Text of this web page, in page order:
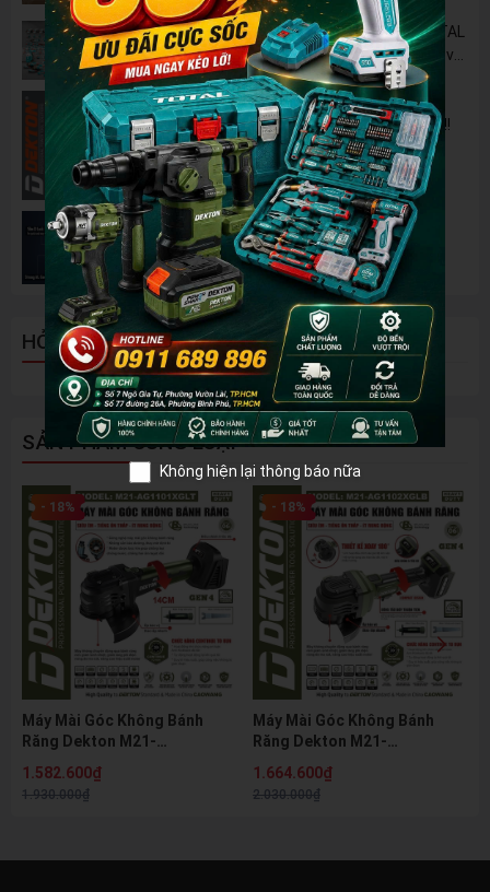
🔋 Đột Phá Công Nghệ: Pin Lithium 42V TOTAL
B42M – Giải Pháp Thay Thế Máy Dùng Điện và
Nhiên Liệu
Pin 2Ah Chân Phổ Thông Dekton M21-
B2065PLUS - GỌN NHẸ, TIỆN LỢI đã về hàng!!!
Đánh Giá 2 Mẫu Máy Mài WORKPRO Giá Rẻ
Đáng Mua Nhất Hiện Nay
HỎI ĐÁP - BÌNH LUẬN
SẢN PHẨM CÙNG LOẠI
- 18%
Máy Mài Góc Không Bánh
Răng Dekton M21-
Gen 4 Đầu Dài 14cm Điều
Chỉnh 5 Tốc Độ
1.582.600₫
1.930.000₫
- 18%
Máy Mài Góc Không Bánh
Răng Dekton M21-
Gen 4 Điều Chỉnh 5 Tốc Độ
100mm
1.664.600₫
2.030.000₫
Không hiện lại thông báo nữa